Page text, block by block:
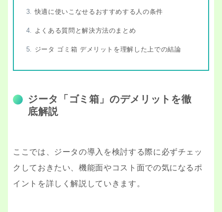
快適に使いこなせるおすすめする人の条件
よくある質問と解決方法のまとめ
ジータ ゴミ箱 デメリットを理解した上での結論
ジータ「ゴミ箱」のデメリットを徹
底解説
ここでは、ジータの導入を検討する際に必ずチェッ
クしておきたい、機能面やコスト面での気になるポ
イントを詳しく解説していきます。